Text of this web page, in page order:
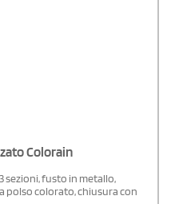
Colorain
sezioni, fusto in metallo,
polso colorato, chiusura con